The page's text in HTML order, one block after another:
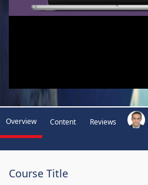
Overview Content Reviews
Course Title